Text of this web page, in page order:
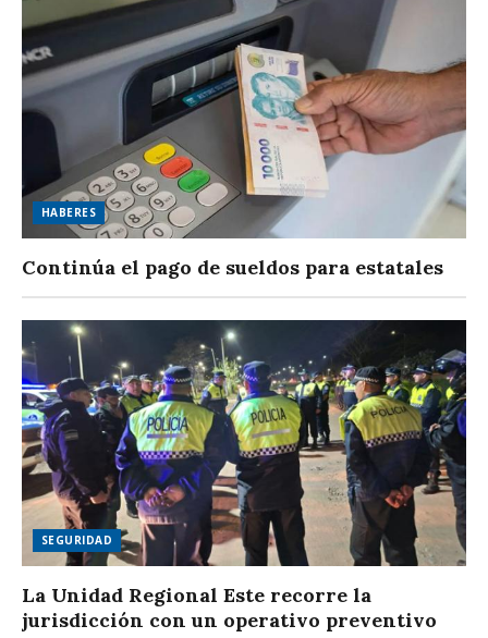
HABERES
Continúa el pago de sueldos para estatales
SEGURIDAD
La Unidad Regional Este recorre la
jurisdicción con un operativo preventivo